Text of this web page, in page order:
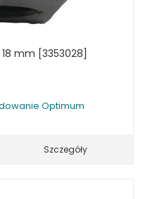
OPTIMUM
mm [3353028]
Optimum
Szczegóły